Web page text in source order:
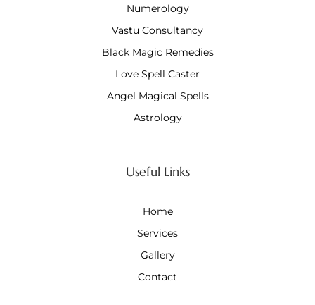
Numerology
Vastu Consultancy
Black Magic Remedies
Love Spell Caster
Angel Magical Spells
Astrology
Useful Links
Home
Services
Gallery
Contact